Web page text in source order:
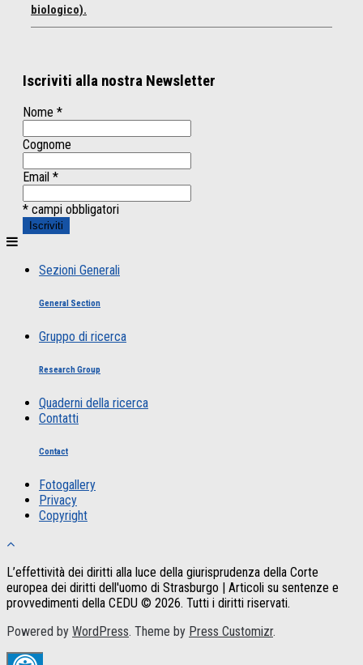
biologico).
Iscriviti alla nostra Newsletter
Nome *
Cognome
Email *
* campi obbligatori
Sezioni Generali
General Section
Gruppo di ricerca
Research Group
Quaderni della ricerca
Contatti
Contact
Fotogallery
Privacy
Copyright
L’effettività dei diritti alla luce della giurisprudenza della Corte
europea dei diritti dell'uomo di Strasburgo | Articoli su sentenze e
provvedimenti della CEDU © 2026. Tutti i diritti riservati.
Powered by WordPress. Theme by Press Customizr.